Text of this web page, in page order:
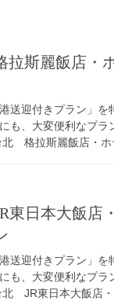
拉斯麗飯店・
送迎付きプラン」を
も、大変便利なプ
北 格拉斯麗飯店・
東日本大飯店
送迎付きプラン」を
も、大変便利なプ
北 JR東日本大飯店